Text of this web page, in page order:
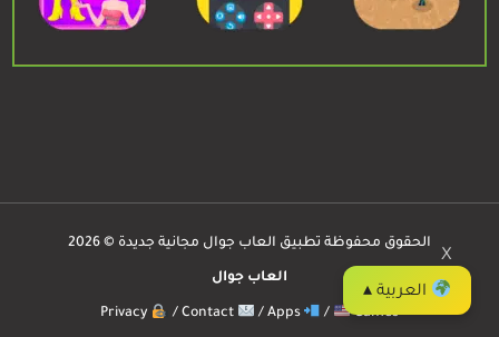
X
العربية ▴
الحقوق محفوظة تطبيق العاب جوال مجانية جديدة © 2026
العاب جوال
Privacy / Contact / Apps / Games